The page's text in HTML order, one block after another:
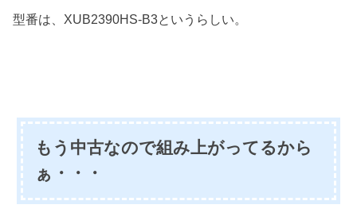
型番は、XUB2390HS-B3というらしい。
もう中古なので組み上がってるから
ぁ・・・